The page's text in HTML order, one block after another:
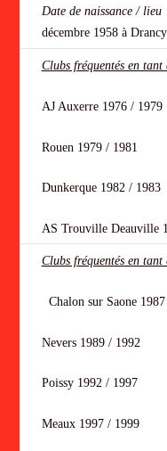
Date de
décembre 1958 à Drancy
Clubs fréquentés en tant
AJ Auxerre 1976 / 1979
Rouen 1979 / 1981
Dunkerque 1982 / 1983
AS Trouville Deauville
Clubs fréquentés en tant
Chalon sur Saone
Nevers 1989 / 1992
Poissy 1992 / 1997
Meaux 1997 / 1999